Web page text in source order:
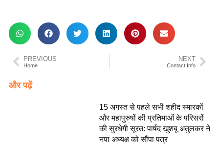
PREVIOUS
Home
NEXT
Contact Info
और पढ़ें
15 अगस्त से पहले सभी शहीद स्मारकों
और महापुरुषों की प्रतिमाओं के परिसरों
की सुरधेगी सूरत: पार्षद खुशबू अतुलकर ने
नपा अध्यक्ष को सौंपा पत्र